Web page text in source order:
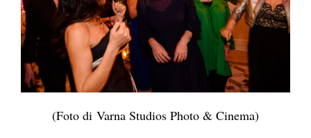
(Foto di Varna Studios Photo & Cinema)